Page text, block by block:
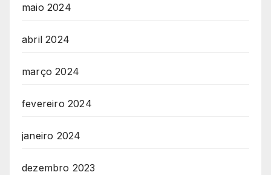
maio 2024
abril 2024
março 2024
fevereiro 2024
janeiro 2024
dezembro 2023